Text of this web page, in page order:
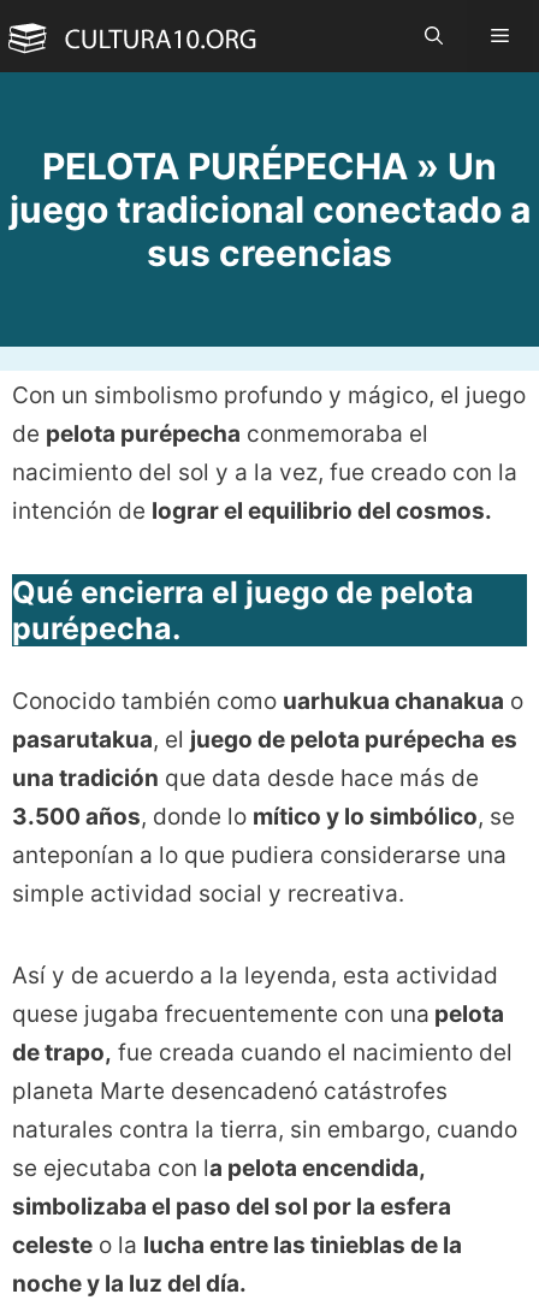
Saltar
al
PELOTA PURÉPECHA » Un
juego tradicional conectado a
sus creencias
Con un simbolismo profundo y mágico, el juego
de pelota purépecha conmemoraba el
nacimiento del sol y a la vez, fue creado con la
intención de lograr el equilibrio del cosmos.
Qué encierra el juego de pelota
purépecha.
Conocido también como uarhukua chanakua o
pasarutakua, el juego de pelota purépecha es
una tradición que data desde hace más de
3.500 años, donde lo mítico y lo simbólico, se
anteponían a lo que pudiera considerarse una
simple actividad social y recreativa.
Así y de acuerdo a la leyenda, esta actividad
quese jugaba frecuentemente con una pelota
de trapo, fue creada cuando el nacimiento del
planeta Marte desencadenó catástrofes
naturales contra la tierra, sin embargo, cuando
se ejecutaba con la pelota encendida,
simbolizaba el paso del sol por la esfera
celeste o la lucha entre las tinieblas de la
noche y la luz del día.